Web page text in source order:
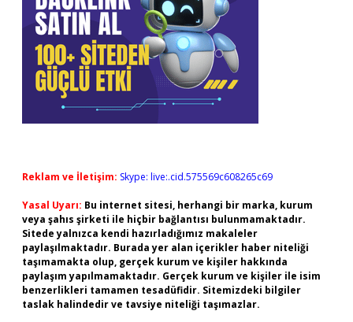
Reklam ve İletişim: Skype: live:.cid.575569c608265c69
Yasal Uyarı: Bu internet sitesi, herhangi bir marka, kurum
veya şahıs şirketi ile hiçbir bağlantısı bulunmamaktadır.
Sitede yalnızca kendi hazırladığımız makaleler
paylaşılmaktadır. Burada yer alan içerikler haber niteliği
taşımamakta olup, gerçek kurum ve kişiler hakkında
paylaşım yapılmamaktadır. Gerçek kurum ve kişiler ile isim
benzerlikleri tamamen tesadüfidir. Sitemizdeki bilgiler
taslak halindedir ve tavsiye niteliği taşımazlar.